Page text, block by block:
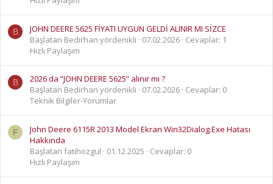
B
JOHN DEERE 5625 FİYATI UYGUN GELDİ ALINIR MI SİZCE
Başlatan Bedirhan yördenikli
07.02.2026 Cevaplar: 1
Hızlı Paylaşım
B
2026 da “JOHN DEERE 5625” alınır mı ?
Başlatan Bedirhan yördenikli
07.02.2026 Cevaplar: 0
Teknik Bilgiler-Yorumlar
F
John Deere 6115R 2013 Model Ekran Win32Dialog.Exe Hatası
Hakkında
Başlatan fatihozgul
01.12.2025
Cevaplar: 0
Hızlı Paylaşım